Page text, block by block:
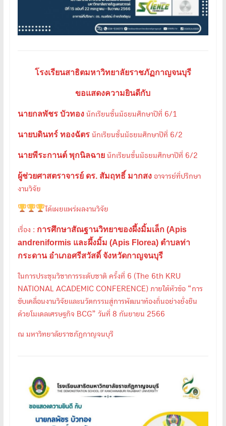
โรงเรียนสาธิตมหาวิทยาลัยราชภัฏกาญจนบุรี
ขอแสดงความยินดีกับ
นายกลพัชร บัวทองนักเรียนชั้นมัธยมศึกษาปีที่ 6/1
นายบดินทร์ ทองฉัตรนักเรียนชั้นมัธยมศึกษาปีที่ 6/2
นายพีระกานต์ พุกนิลฉายนักเรียนชั้นมัธยมศึกษาปีที่ 6/2
ผู้ช่วยศาสตราจารย์ ดร. สัมฤทธิ์ มากสงอาจารย์ที่ปรึกษา
งานวิจัย
ได้เผยแพร่ผลงานวิจัย
เรื่อง : การศึกษาสัณฐานวิทยาของผึ้งมิ้มเล็ก (Apis
andreniformis และผึ้งมิ้ม (Apis Florea) ตำบลท่า
กระดาน อำเภอศรีสวัสดิ์ จังหวัดกาญจนบุรี
ในการประชุมวิชาการระดับชาติ ครั้งที่ 6 (The 6th KRU
NATIONAL ACADEMIC CONFERENCE) ภายใต้หัวข้อ “การ
ขับเคลื่อนงานวิจัยและนวัตกรรมสู่การพัฒนาท้องถิ่นอย่างยั่งยืน
ด้วยโมเดลเศรษฐกิจ BCG” วันที่ 8 กันยายน 2566
ณ มหาวิทยาลัยราชภัฏกาญจนบุรี